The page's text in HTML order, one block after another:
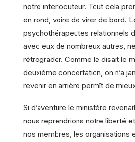
notre interlocuteur. Tout cela
en rond, voire de virer de bord.
psychothérapeutes relationnels
avec eux de nombreux autres,
rétrograder. Comme le disait le
deuxième concertation, on n’a
revenir en arrière permît de
Si d’aventure le ministère
nous reprendrions notre liberté
nos membres, les organisations